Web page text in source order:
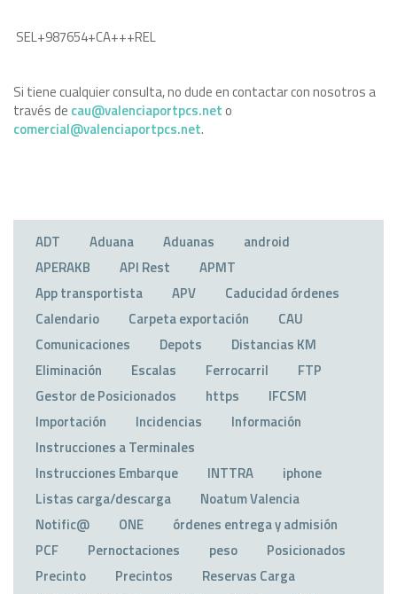
SEL+987654+CA+++REL
Si tiene cualquier consulta, no dude en contactar con nosotros a
través de cau@valenciaportpcs.neto
comercial@valenciaportpcs.net.
ADT Aduana Aduanas
android
APERAKB
API Rest
APMT
App transportista
APV
Caducidad órdenes
Calendario
Carpeta exportación
CAU
Comunicaciones
Depots
Distancias KM
Eliminación
Escalas Ferrocarril
FTP
Gestor de Posicionados
https
IFCSM
Importación
Incidencias
Información
Instrucciones a Terminales
Instrucciones Embarque
INTTRA
iphone
Listas carga/descarga
Noatum Valencia
Notific@
ONE
órdenes entrega y admisión
PCF
Pernoctaciones peso
Posicionados
Precinto
Precintos
Reservas Carga